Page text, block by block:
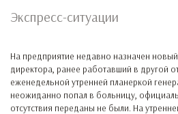
Экспресс-ситуации
На предприятие недавно назначен новый
директора, ранее работавший в другой
еженедельной утренней планеркой
неожиданно попал в больницу,
отсутствия переданы не были. На